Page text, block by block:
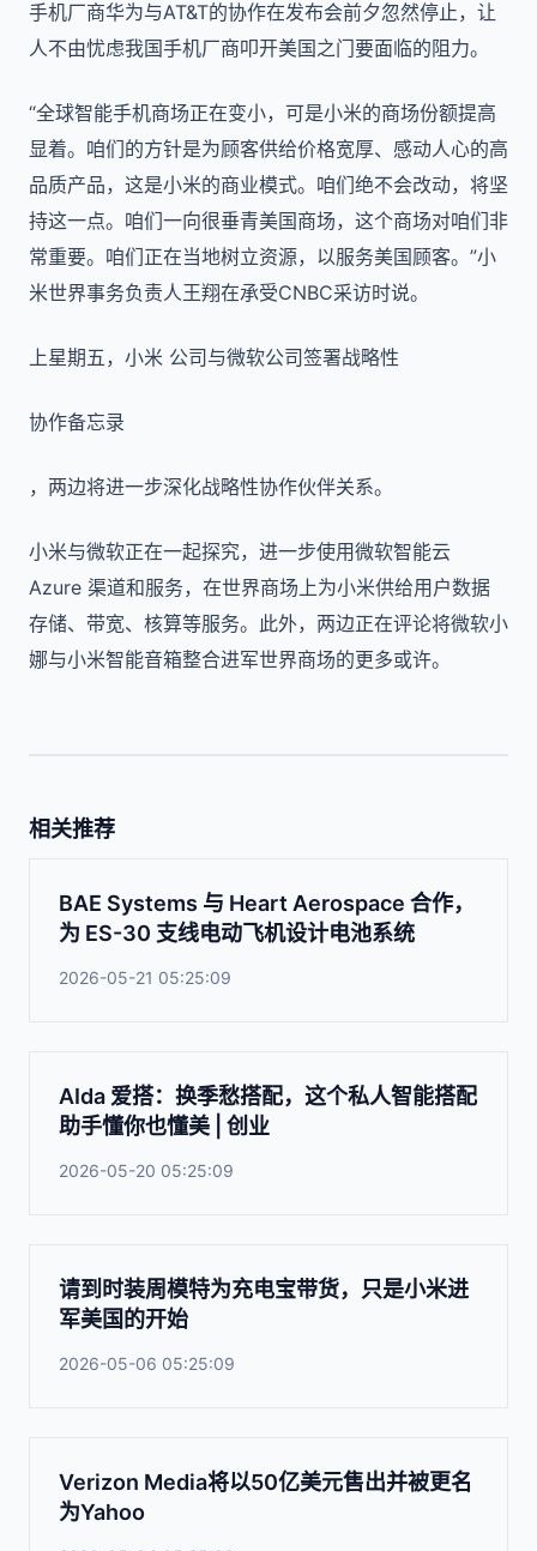
手机厂商华为与AT&T的协作在发布会前夕忽然停止，让
人不由忧虑我国手机厂商叩开美国之门要面临的阻力。
“全球智能手机商场正在变小，可是小米的商场份额提高
显着。咱们的方针是为顾客供给价格宽厚、感动人心的高
品质产品，这是小米的商业模式。咱们绝不会改动，将坚
持这一点。咱们一向很垂青美国商场，这个商场对咱们非
常重要。咱们正在当地树立资源，以服务美国顾客。”小
米世界事务负责人王翔在承受CNBC采访时说。
上星期五，小米 公司与微软公司签署战略性
协作备忘录
，两边将进一步深化战略性协作伙伴关系。
小米与微软正在一起探究，进一步使用微软智能云
Azure 渠道和服务，在世界商场上为小米供给用户数据
存储、带宽、核算等服务。此外，两边正在评论将微软小
娜与小米智能音箱整合进军世界商场的更多或许。
相关推荐
BAE Systems 与 Heart Aerospace 合作，
为 ES-30 支线电动飞机设计电池系统
2026-05-21 05:25:09
AIda 爱搭：换季愁搭配，这个私人智能搭配
助手懂你也懂美 | 创业
2026-05-20 05:25:09
请到时装周模特为充电宝带货，只是小米进
军美国的开始
2026-05-06 05:25:09
Verizon Media将以50亿美元售出并被更名
为Yahoo